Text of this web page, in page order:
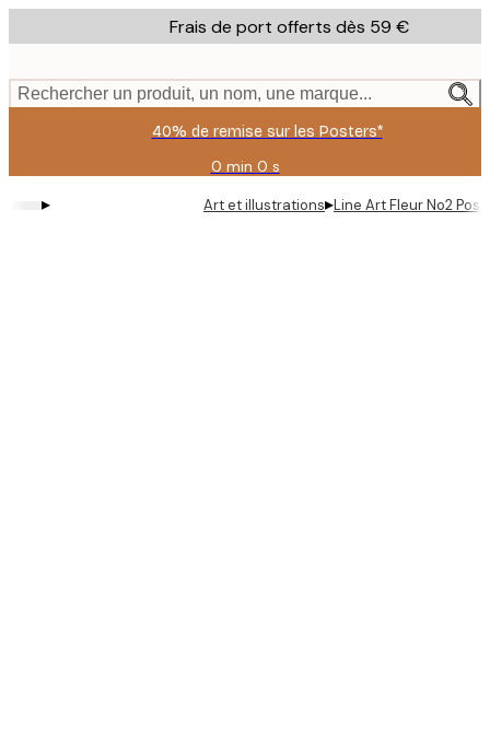
to
content.
Frais de port offerts dès 59 €
Rechercher un produit, un nom, une marque...
40% de remise sur les Posters*
0 min 0 s
Valable
jusqu'au
:
▸ Art et illustrations▸Line Art Fleur No2